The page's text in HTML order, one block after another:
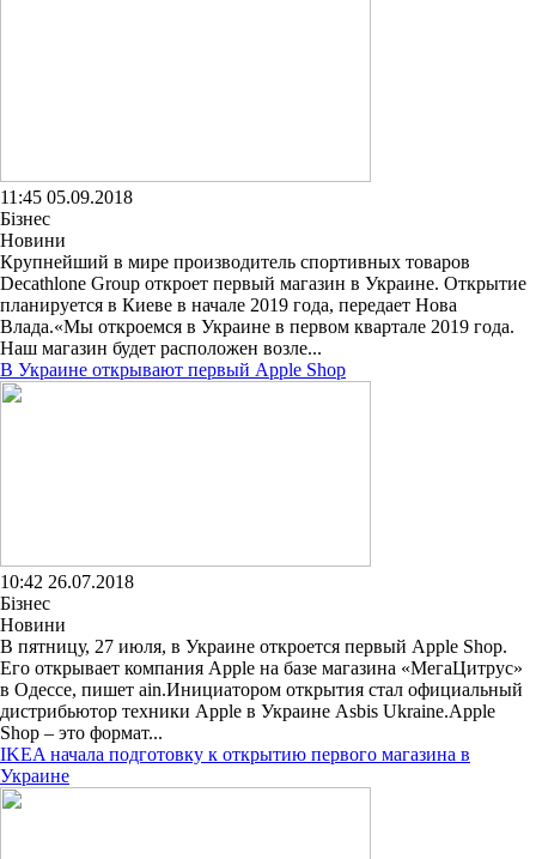
11:45 05.09.2018
Бізнес
Новини
Крупнейший в мире производитель спортивных товаров
Decathlone Group откроет первый магазин в Украине. Открытие
планируется в Киеве в начале 2019 года, передает Нова
Влада.«Мы откроемся в Украине в первом квартале 2019 года.
Наш магазин будет расположен возле...
В Украине открывают первый Apple Shop
10:42 26.07.2018
Бізнес
Новини
В пятницу, 27 июля, в Украине откроется первый Apple Shop.
Его открывает компания Apple на базе магазина «МегаЦитрус»
в Одессе, пишет ain.Инициатором открытия стал официальный
дистрибьютор техники Apple в Украине Asbis Ukraine.Apple
Shop – это формат...
IKEA начала подготовку к открытию первого магазина в
Украине